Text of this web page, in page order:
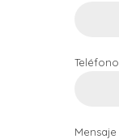
Teléfono
Mensaje